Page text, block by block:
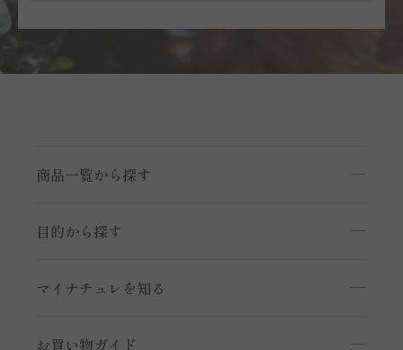
商品一覧から探す
マイナチュレシリーズ
サポートアイテム
目的から探す
ヘアケア
白髪ケア
マイナチュレを知る
お買い物ガイド